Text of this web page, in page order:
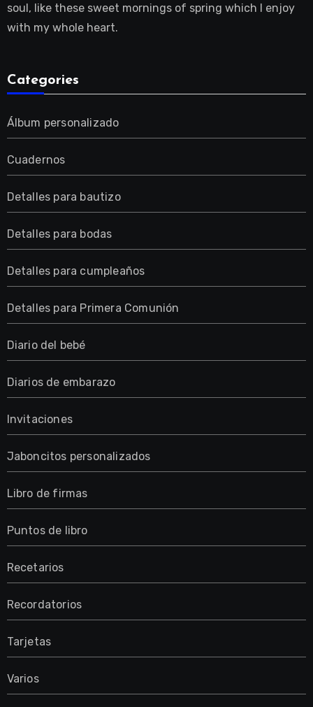
soul, like these sweet mornings of spring which I enjoy
with my whole heart.
Categories
Álbum personalizado
Cuadernos
Detalles para bautizo
Detalles para bodas
Detalles para cumpleaños
Detalles para Primera Comunión
Diario del bebé
Diarios de embarazo
Invitaciones
Jaboncitos personalizados
Libro de firmas
Puntos de libro
Recetarios
Recordatorios
Tarjetas
Varios